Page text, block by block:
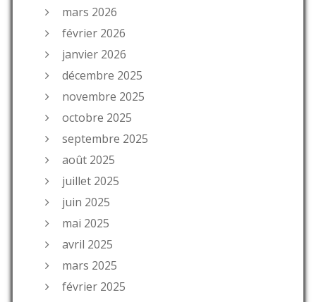
mars 2026
février 2026
janvier 2026
décembre 2025
novembre 2025
octobre 2025
septembre 2025
août 2025
juillet 2025
juin 2025
mai 2025
avril 2025
mars 2025
février 2025